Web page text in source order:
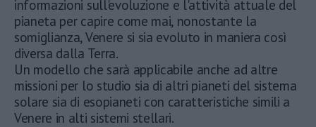
informazioni sull'evoluzione e l'attività attuale del
pianeta per capire come mai, nonostante la
somiglianza, Venere si sia evoluto in maniera così
diversa dalla Terra.
Un modello che sarà applicabile anche ad altre
missioni per lo studio sia di altri pianeti del sistema
solare sia di esopianeti con caratteristiche simili a
Venere in alti sistemi stellari.